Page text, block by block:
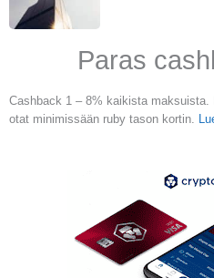
Paras
Cashback 1 – 8% kaikista maksuista.
otat minimissään ruby tason kortin.